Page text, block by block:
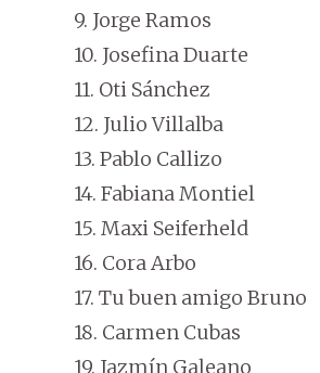
9. Jorge Ramos
10. Josefina Duarte
11. Oti Sánchez
12. Julio Villalba
13. Pablo Callizo
14. Fabiana Montiel
15. Maxi Seiferheld
16. Cora Arbo
17. Tu buen amigo Bruno
18. Carmen Cubas
19. Jazmín Galeano